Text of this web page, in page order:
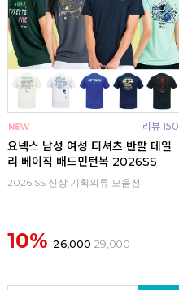
리뷰 150
요넥스 남성 여성 티셔츠 반팔 데일
리 베이직 배드민턴복 2026SS
2026 SS 신상 기획의류 모음전
10% 26,000 29,000